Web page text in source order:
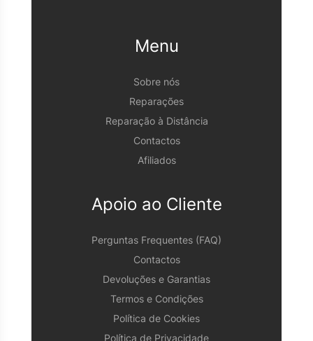
Menu
Sobre nós
Reparações
Reparação à Distância
Contactos
Afiliados
Apoio ao Cliente
Perguntas Frequentes (FAQ)
Contactos
Devoluções e Garantias
Termos e Condições
Política de Cookies
Política de Privacidade